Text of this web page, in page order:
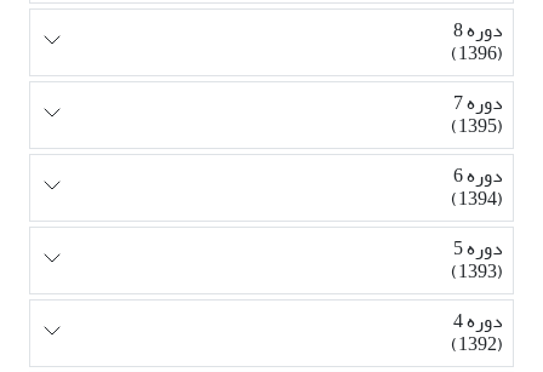
دوره 8
(1396)
دوره 7
(1395)
دوره 6
(1394)
دوره 5
(1393)
دوره 4
(1392)